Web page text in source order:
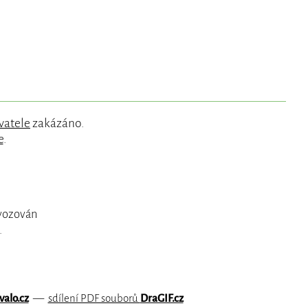
zakázáno.
.
.
— sdílení PDF souborů DraGIF.cz